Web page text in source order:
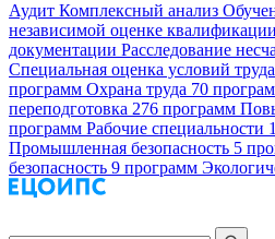
Аудит Комплексный анализ
независимой оценке квалификации
документации Расследование
Специальная оценка условий труда
программ Охрана труда 70
переподготовка 276 программ
программ Рабочие специальности
Промышленная безопасность 5
безопасность 9 программ